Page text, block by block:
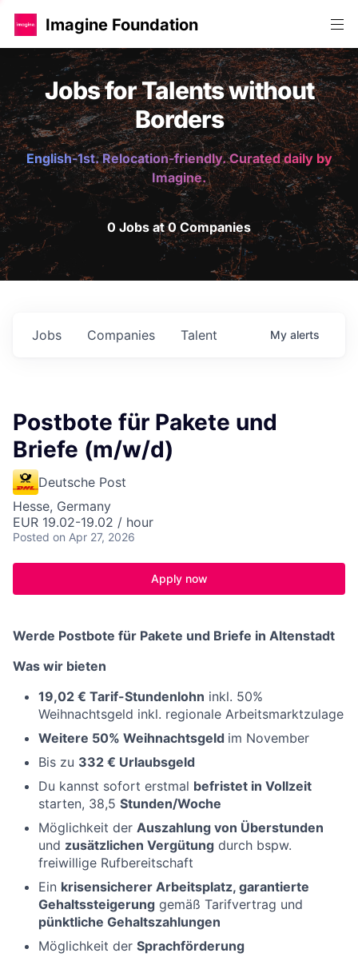
Imagine Foundation
Jobs for Talents without
Borders
English-1st. Relocation-friendly. Curated daily by
Imagine.
0 Jobs at 0 Companies
Jobs Companies Talent My alerts
Postbote für Pakete und
Briefe (m/w/d)
Deutsche Post
Hesse, Germany
EUR 19.02-19.02 / hour
Posted on Apr 27, 2026
Apply now
Werde Postbote für Pakete und Briefe in Altenstadt
Was wir bieten
19,02 € Tarif-Stundenlohn inkl. 50%
Weihnachtsgeld inkl. regionale Arbeitsmarktzulage
Weitere 50% Weihnachtsgeld im November
Bis zu 332 € Urlaubsgeld
Du kannst sofort erstmal befristet in Vollzeit
starten, 38,5 Stunden/Woche
Möglichkeit der Auszahlung von Überstunden
und zusätzlichen Vergütung durch bspw.
freiwillige Rufbereitschaft
Ein krisensicherer Arbeitsplatz, garantierte
Gehaltssteigerung gemäß Tarifvertrag und
pünktliche Gehaltszahlungen
Möglichkeit der Sprachförderung